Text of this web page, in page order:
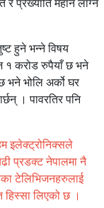
प्रख्याति महान लाग्न
हुने भन्ने विषय
१ करोड रुपैयाँ छ भने
भने भोलि अर्को घर
। पावरतिर पनि
इलेक्ट्रोनिक्सले
प्रडक्ट नेपालमा नै
टेलिभिजनहरुलाई
लिएको छ ।